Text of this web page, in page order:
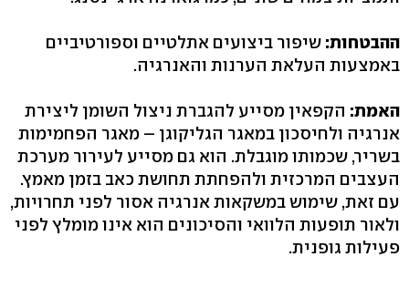
ההבטחות: שיפור ביצועים אתלטיים וספורטיביים
באמצעות העלאת הערנות והאנרגיה.
האמת: הקפאין מסייע להגברת ניצול השומן ליצירת
אנרגיה ולחיסכון במאגר הגליקוגן – מאגר הפחמימות
בשריר, שכמותו מוגבלת. הוא גם מסייע לעירור מערכת
העצבים המרכזית ולהפחתת תחושת כאב בזמן מאמץ.
עם זאת, שימוש במשקאות אנרגיה אסור לפני תחרויות,
ולאור תופעות הלוואי והסיכונים הוא אינו מומלץ לפני
פעילות גופנית.